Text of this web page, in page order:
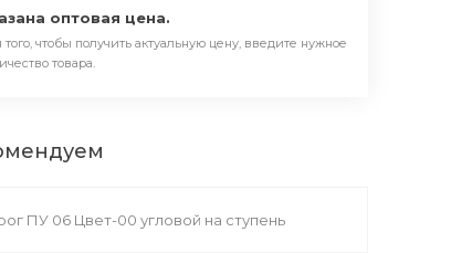
оптовая цена.
того, чтобы получить актуальную цену, введите нужное
товара.
ПУ 06 Цвет-00 угловой на ступень